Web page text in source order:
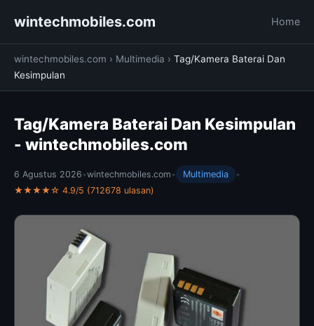
wintechmobiles.com Home
wintechmobiles.com › Multimedia › Tag/Kamera Baterai Dan
Kesimpulan
Tag/Kamera Baterai Dan Kesimpulan
- wintechmobiles.com
6 Agustus 2026 •wintechmobiles.com • Multimedia
•
★★★★☆ 4.9/5 (712678 ulasan)